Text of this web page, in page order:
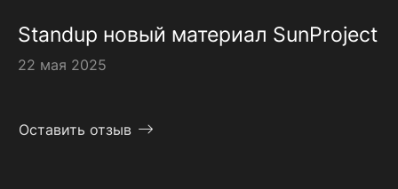
Standup новый материал SunProject
22 мая 2025
Оставить отзыв